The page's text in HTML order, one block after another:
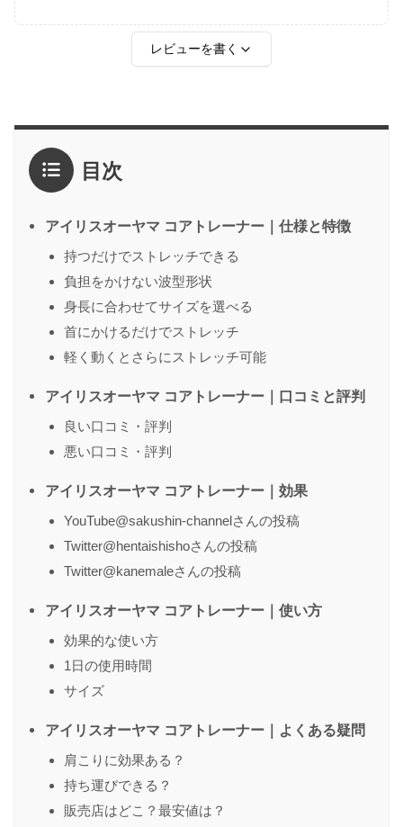
レビューを書く
4点
3点
2点
1点
感想 * 目次
アイリスオーヤマ コアトレーナー｜仕様と特徴
持つだけでストレッチできる
負担をかけない波型形状
身長に合わせてサイズを選べる
首にかけるだけでストレッチ
軽く動くとさらにストレッチ可能
アイリスオーヤマ コアトレーナー｜口コミと評判
良い口コミ・評判
悪い口コミ・評判
アイリスオーヤマ コアトレーナー｜効果
YouTube@sakushin-channelさんの投稿
Twitter@hentaishishoさんの投稿
Twitter@kanemaleさんの投稿
アイリスオーヤマ コアトレーナー｜使い方
効果的な使い方
1日の使用時間
サイズ
アイリスオーヤマ コアトレーナー｜よくある疑問
肩こりに効果ある？
持ち運びできる？
販売店はどこ？最安値は？